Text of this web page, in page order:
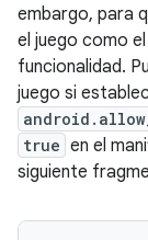
embargo, para
el juego como
funcionalidad.
juego si
true en el
siguiente